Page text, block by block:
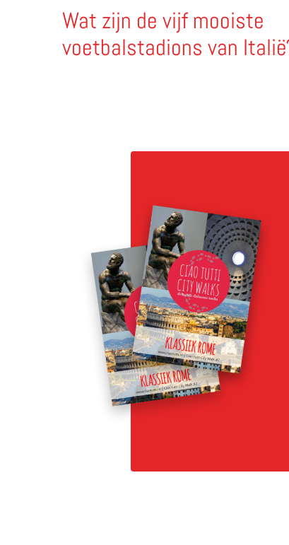
Wat zijn de vijf mooiste
voetbalstadions van